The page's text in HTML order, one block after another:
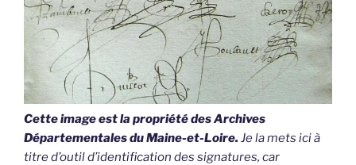
Cette image est la propriété des Archives
Départementales du Maine-et-Loire. Je la mets ici à
titre d’outil d’identification des signatures, car